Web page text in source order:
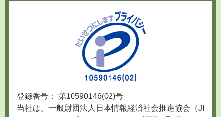
当社は、一般財団法人日本情報経済社会推進協会（JI
PDEC）より、プライバシーマーク認証を取得して